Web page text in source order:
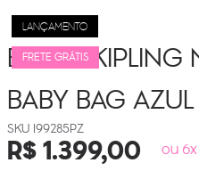
LANÇAMENTO
FRETE GRÁTIS
BOLSA KIPLING
BABY BAGAZUL
I99285PZ
R$1.399,00 ou 6x